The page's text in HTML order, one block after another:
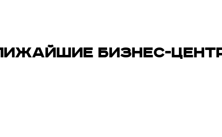
БИЗНЕС-